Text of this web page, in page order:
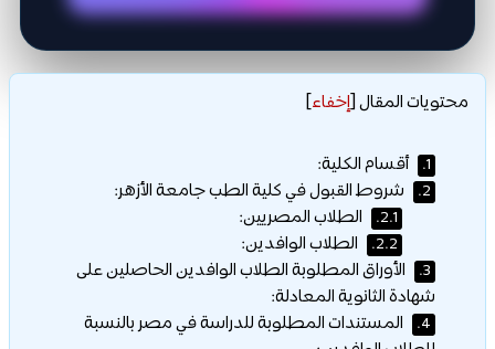
محتويات المقال[إخفاء]
1. أقسام الكلية:
2. شروط القبول في كلية الطب جامعة الأزهر:
2.1. الطلاب المصريين:
2.2. الطلاب الوافدين:
3.
الأوراق المطلوبة الطلاب الوافدين الحاصلين على
شهادة الثانوية المعادلة:
4.
المستندات المطلوبة للدراسة في مصر بالنسبة